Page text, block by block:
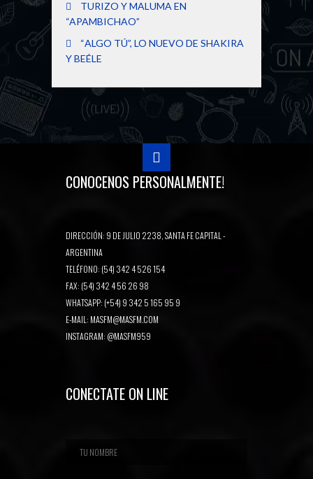
TURIZO Y MALUMA EN
“APAMBICHAO”
“ALGO TÚ”, LO NUEVO DE SHAKIRA
Y BEÉLE
CONOCENOS PERSONALMENTE!
DIRECCIÓN: 9 DE JULIO 2238, SANTA FE CAPITAL -
ARGENTINA
TELÉFONO: (54) 342 4 526 154
FAX: (54) 342 4 56 26 98
WHATSAPP: (+54) 9 342 5 165 95 9
E-MAIL: MASFM@MASFM.COM
INSTAGRAM: @MASFM959
CONECTATE ON LINE